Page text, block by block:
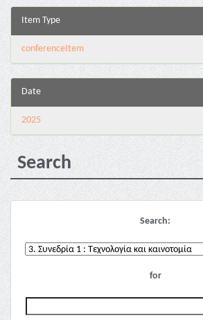
Item Type
conferenceItem
Date
2025
Search
Search:
for